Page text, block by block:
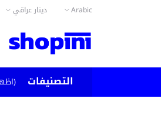
Arabic دينار عراقي
التصنيفات